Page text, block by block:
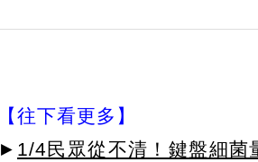
【往下看更多】
► 1/4民眾從不清！鍵盤細菌